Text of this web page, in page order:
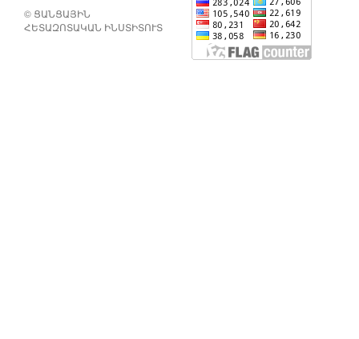
© ՑԱՆՑԱՅԻՆ
ՀԵՏԱԶՈՏԱԿԱՆ ԻՆՍՏԻՏՈՒՏ